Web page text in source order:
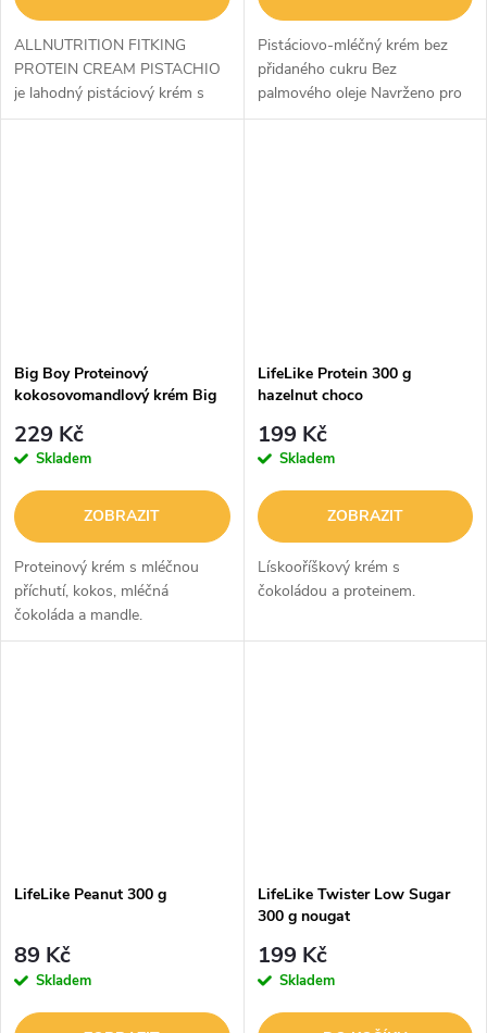
ALLNUTRITION FITKING
PROTEIN CREAM PISTACHIO
je lahodný pistáciový krém s
vysokým obsahem bílkovin,
Pistáciovo-mléčný krém bez
přidaného cukru Bez
palmového oleje Navrženo pro
fit jídla ALLNUTRITION
Big Boy Proteinový
kokosovomandlový krém Big
229 Kč
Skladem
ZOBRAZIT
Proteinový krém s mléčnou
příchutí, kokos, mléčná
čokoláda a mandle.
LifeLike Protein 300 g
hazelnut choco
199 Kč
Skladem
ZOBRAZIT
Lískooříškový krém s
čokoládou a proteinem.
LifeLike Peanut 300 g
89 Kč
Skladem
LifeLike Twister Low Sugar
300 g nougat
199 Kč
Skladem